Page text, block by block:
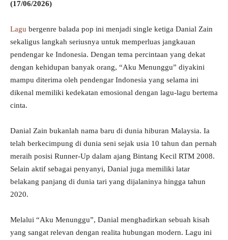
(17/06/2026)
Lagu bergenre balada pop ini menjadi single ketiga Danial Zain
sekaligus langkah seriusnya untuk memperluas jangkauan
pendengar ke Indonesia. Dengan tema percintaan yang dekat
dengan kehidupan banyak orang, “Aku Menunggu” diyakini
mampu diterima oleh pendengar Indonesia yang selama ini
dikenal memiliki kedekatan emosional dengan lagu-lagu bertema
cinta.
Danial Zain bukanlah nama baru di dunia hiburan Malaysia. Ia
telah berkecimpung di dunia seni sejak usia 10 tahun dan pernah
meraih posisi Runner-Up dalam ajang Bintang Kecil RTM 2008.
Selain aktif sebagai penyanyi, Danial juga memiliki latar
belakang panjang di dunia tari yang dijalaninya hingga tahun
2020.
Melalui “Aku Menunggu”, Danial menghadirkan sebuah kisah
yang sangat relevan dengan realita hubungan modern. Lagu ini